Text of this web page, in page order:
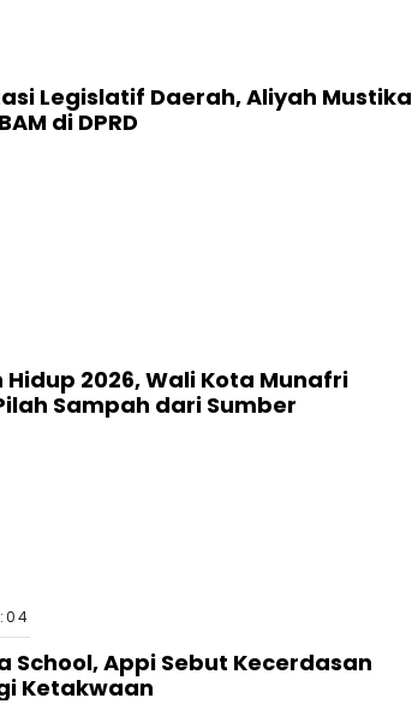
Legislatif Daerah, Aliyah Mustika
di DPRD
2026, Wali Kota Munafri
Sampah dari Sumber
School, Appi Sebut Kecerdasan
Ketakwaan